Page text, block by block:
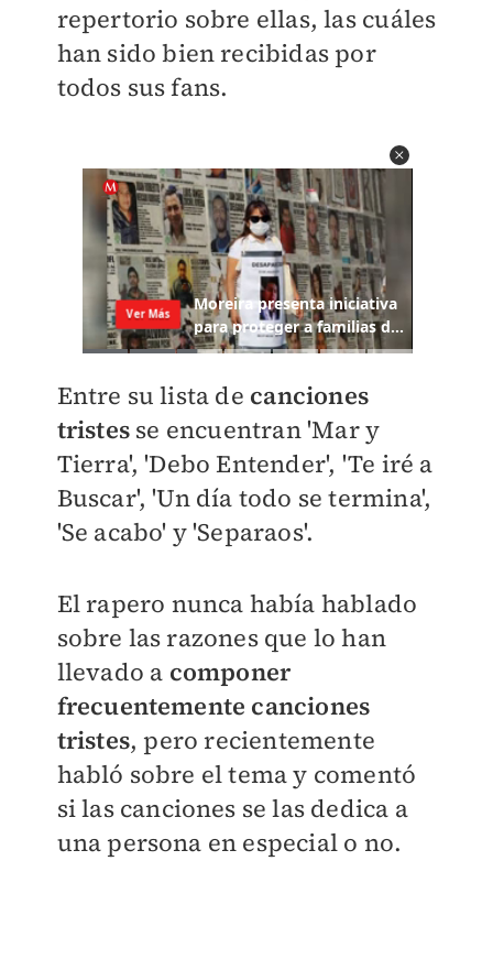
repertorio sobre ellas, las cuáles
han sido bien recibidas por
todos sus fans.
Entre su lista de canciones
tristesse encuentran 'Mar y
Tierra', 'Debo Entender', 'Te iré a
Buscar', 'Un día todo se termina',
'Se acabo' y 'Separaos'.
El rapero nunca había hablado
sobre las razones que lo han
llevado a componer
frecuentemente canciones
tristes, pero recientemente
habló sobre el tema y comentó
si las canciones se las dedica a
una persona en especial o no.